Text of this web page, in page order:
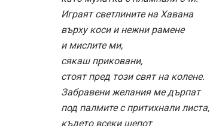
Играят светлините на Хавана
върху коси и нежни рамене
и мислите ми,
сякаш приковани,
стоят пред този свят на колене.
Забравени желания ме дърпат
под палмите с притихнали листа,
където всеки шепот